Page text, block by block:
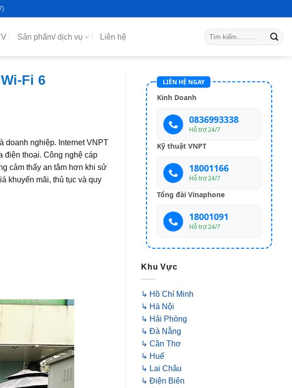
Sản phẩm/ dịch vụ Liên hệ
Fi 6
doanh nghiệp. Internet VNPT
điện thoại. Công nghệ cáp
cảm thấy an tâm hơn khi sử
khuyến mãi, thủ tục và quy
LIÊN HỆ NGAY
Kinh Doanh
0836993338
Hỗ trợ 24/7
Kỹ thuật VNPT
18001166
Hỗ trợ 24/7
Tổng đài Vinaphone
18001091
Hỗ trợ 24/7
Khu Vực
↳ Hồ Chí Minh
↳ Hà Nội
↳ Hải Phòng
↳ Đà Nẵng
↳ Cần Thơ
↳ Huế
↳ Lai Châu
↳ Điện Biên